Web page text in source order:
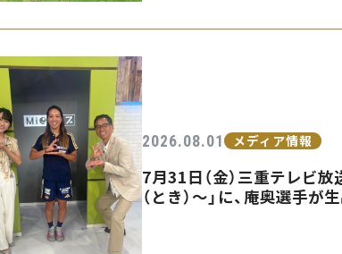
2026.08.01 メディア情報
7月31日（金）三重テレビ
（とき）〜」に、庵奥選手が